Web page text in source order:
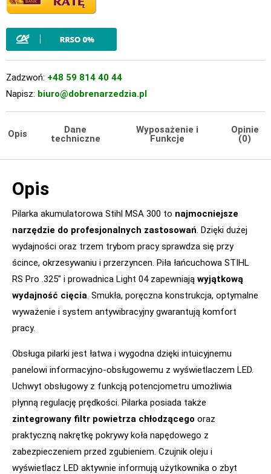
Zadzwoń: +48 59 814 40 44
Napisz: biuro@dobrenarzedzia.pl
Opis
Dane
techniczne
Wyposażenie i
Funkcje
Opinie
(0)
Opis
Pilarka akumulatorowa Stihl MSA 300 to najmocniejsze
narzędzie do profesjonalnych zastosowań. Dzięki dużej
wydajności oraz trzem trybom pracy sprawdza się przy
ścince, okrzesywaniu i przerzyncen. Piła łańcuchowa STIHL
RS Pro .325″ i prowadnica Light 04 zapewniają wyjątkową
wydajność cięcia. Smukła, poręczna konstrukcja, optymalne
wyważenie i system antywibracyjny gwarantują komfort
pracy.
Obsługa pilarki jest łatwa i wygodna dzięki intuicyjnemu
panelowi informacyjno-obsługowemu z wyświetlaczem LED.
Uchwyt obsługowy z funkcją potencjometru umożliwia
płynną regulację prędkości. Pilarka posiada także
zintegrowany filtr powietrza chłodzącego oraz
praktyczną nakrętkę pokrywy koła napędowego z
zabezpieczeniem przed zgubieniem. Czujnik oleju i
wyświetlacz LED aktywnie informują użytkownika o zbyt